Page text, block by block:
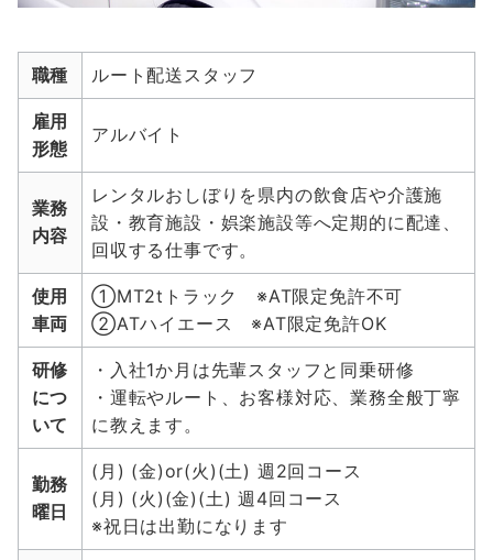
職種 ルート配送スタッフ
雇用
形態
アルバイト
業務
内容
レンタルおしぼりを県内の飲食店や介護施
設・教育施設・娯楽施設等へ定期的に配達、
回収する仕事です。
使用
車両
①MT2tトラック ※AT限定免許不可
②ATハイエース ※AT限定免許OK
研修
につ
いて
・入社1か月は先輩スタッフと同乗研修
・運転やルート、お客様対応、業務全般丁寧
に教えます。
勤務
曜日
(月) (金)or(火)(土) 週2回コース
(月) (火)(金)(土) 週4回コース
※祝日は出勤になります